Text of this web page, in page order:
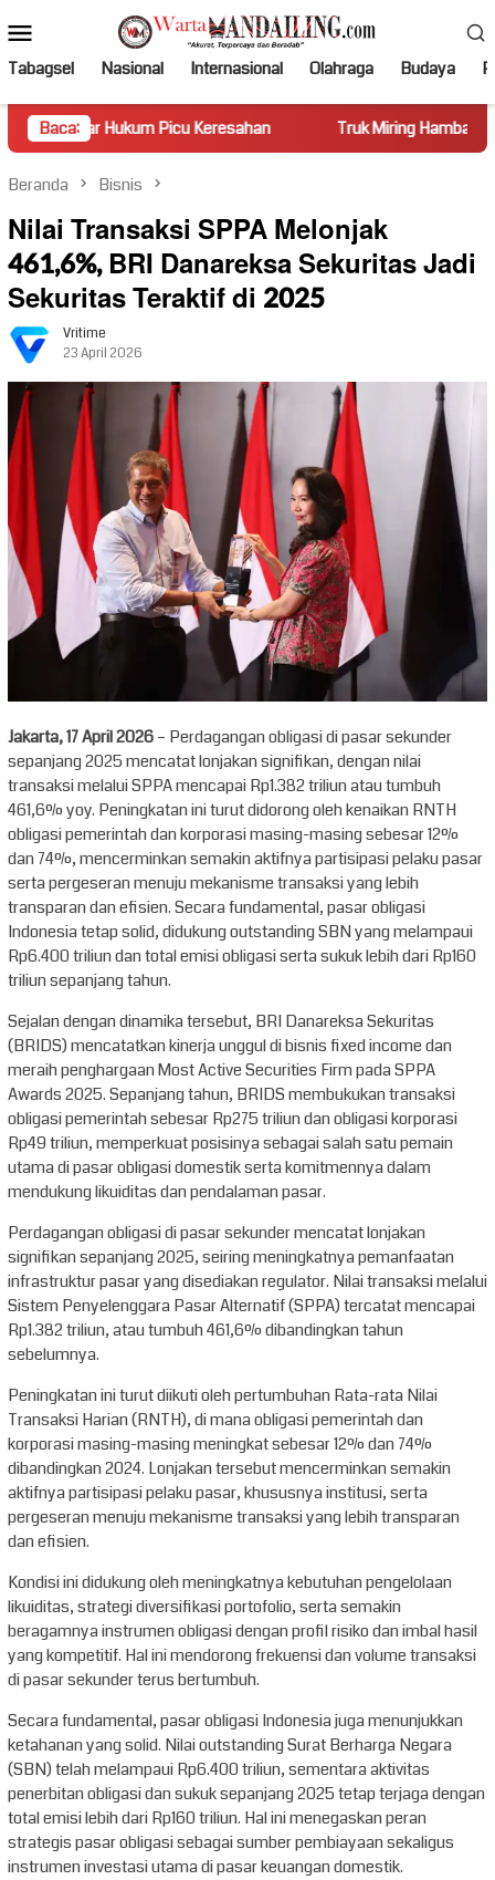
ke
kontenMobile
Tabagsel Nasional Internasional Olahraga Budaya
Baca:
Picu Keresahan Truk Miring Hambat Arus Lalu Lintas
Beranda Bisnis
Nilai Transaksi SPPA Melonjak
461,6%, BRI Danareksa Sekuritas Jadi
Sekuritas Teraktif di 2025
Vritime
23 April 2026
Jakarta, 17 April 2026– Perdagangan obligasi di pasar sekunder
sepanjang 2025 mencatat lonjakan signifikan, dengan nilai
transaksi melalui SPPA mencapai Rp1.382 triliun atau tumbuh
461,6% yoy. Peningkatan ini turut didorong oleh kenaikan RNTH
obligasi pemerintah dan korporasi masing-masing sebesar 12%
dan 74%, mencerminkan semakin aktifnya partisipasi pelaku pasar
serta pergeseran menuju mekanisme transaksi yang lebih
transparan dan efisien. Secara fundamental, pasar obligasi
Indonesia tetap solid, didukung outstanding SBN yang melampaui
Rp6.400 triliun dan total emisi obligasi serta sukuk lebih dari Rp160
triliun sepanjang tahun.
Sejalan dengan dinamika tersebut, BRI Danareksa Sekuritas
(BRIDS) mencatatkan kinerja unggul di bisnis fixed income dan
meraih penghargaan Most Active Securities Firm pada SPPA
Awards 2025. Sepanjang tahun, BRIDS membukukan transaksi
obligasi pemerintah sebesar Rp275 triliun dan obligasi korporasi
Rp49 triliun, memperkuat posisinya sebagai salah satu pemain
utama di pasar obligasi domestik serta komitmennya dalam
mendukung likuiditas dan pendalaman pasar.
Perdagangan obligasi di pasar sekunder mencatat lonjakan
signifikan sepanjang 2025, seiring meningkatnya pemanfaatan
infrastruktur pasar yang disediakan regulator. Nilai transaksi melalui
Sistem Penyelenggara Pasar Alternatif (SPPA) tercatat mencapai
Rp1.382 triliun, atau tumbuh 461,6% dibandingkan tahun
sebelumnya.
Peningkatan ini turut diikuti oleh pertumbuhan Rata-rata Nilai
Transaksi Harian (RNTH), di mana obligasi pemerintah dan
korporasi masing-masing meningkat sebesar 12% dan 74%
dibandingkan 2024. Lonjakan tersebut mencerminkan semakin
aktifnya partisipasi pelaku pasar, khususnya institusi, serta
pergeseran menuju mekanisme transaksi yang lebih transparan
dan efisien.
Kondisi ini didukung oleh meningkatnya kebutuhan pengelolaan
likuiditas, strategi diversifikasi portofolio, serta semakin
beragamnya instrumen obligasi dengan profil risiko dan imbal hasil
yang kompetitif. Hal ini mendorong frekuensi dan volume transaksi
di pasar sekunder terus bertumbuh.
Secara fundamental, pasar obligasi Indonesia juga menunjukkan
ketahanan yang solid. Nilai outstanding Surat Berharga Negara
(SBN) telah melampaui Rp6.400 triliun, sementara aktivitas
penerbitan obligasi dan sukuk sepanjang 2025 tetap terjaga dengan
total emisi lebih dari Rp160 triliun. Hal ini menegaskan peran
strategis pasar obligasi sebagai sumber pembiayaan sekaligus
instrumen investasi utama di pasar keuangan domestik.